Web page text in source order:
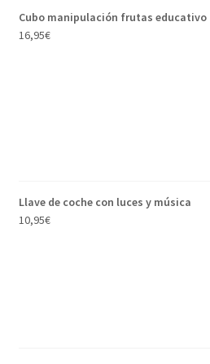
Cubo manipulación frutas educativo
16,95€
Llave de coche con luces y música
10,95€